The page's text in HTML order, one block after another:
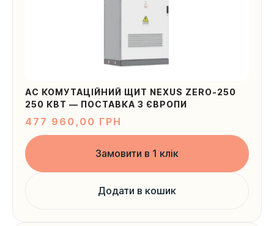
AC КОМУТАЦІЙНИЙ ЩИТ NEXUS ZERO-250
250 КВТ — ПОСТАВКА З ЄВРОПИ
477 960,00 ГРН
Замовити в 1 клік
Додати в кошик